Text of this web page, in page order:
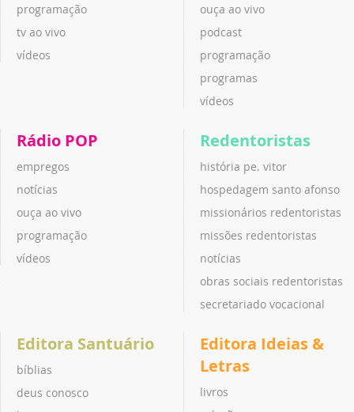
programação
tv ao vivo
vídeos
ouça ao vivo
podcast
programação
programas
vídeos
Rádio POP
empregos
notícias
ouça ao vivo
programação
vídeos
Redentoristas
história pe. vitor
hospedagem santo afonso
missionários redentoristas
missões redentoristas
notícias
obras sociais redentoristas
secretariado vocacional
Editora Santuário
bíblias
deus conosco
Editora Ideias &
Letras
livros